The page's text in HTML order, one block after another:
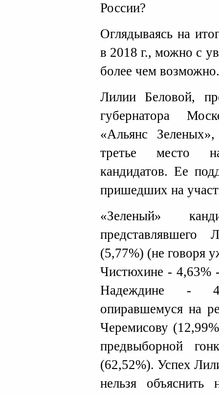
России?
Оглядываясь на
в 2018 г., можно с
более чем возможно.
Лилии Беловой,
губернатора
«Альянс
третье место
кандидатов. Ее
пришедших на
«Зеленый»
(5,77%) (не говоря
Чистюхине - 4,63%
Надеждине -
опиравшемуся на
Черемисову
предвыборной
(62,52%). Успех
нельзя